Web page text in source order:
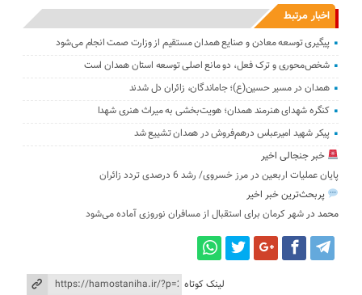
اخبار مرتبط
پیگیری توسعه معادن و صنایع همدان مستقیم از وزارت صمت انجام می‌شود
شخص‌محوری و ترک فعل، دو مانع اصلی توسعه استان همدان است
همدان در مسیر حسین(ع)؛ جاماندگان، زائران دل شدند
کنگره شهدای هنرمند همدان؛ هویت‌بخشی به میراث هنری شهدا
پیکر شهید امیرعباس درهم‌فروش در همدان تشییع شد
خبر جنجالی اخیر
پایان عملیات اربعین در مرز خسروی/ رشد 6 درصدی تردد زائران
پربحث‌ترین خبر اخیر
محمد درشهر کرمان برای استقبال از مسافران نوروزی آماده می‌شود
لینک کوتاه